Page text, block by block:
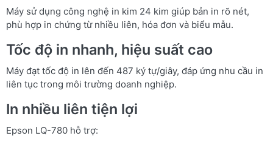
Máy sử dụng công nghệ in kim 24 kim giúp bản in rõ nét,
phù hợp in chứng từ nhiều liên, hóa đơn và biểu mẫu.
Tốc độ in nhanh, hiệu suất cao
Máy đạt tốc độ in lên đến 487 ký tự/giây, đáp ứng nhu cầu in
liên tục trong môi trường doanh nghiệp.
In nhiều liên tiện lợi
Epson LQ-780 hỗ trợ: